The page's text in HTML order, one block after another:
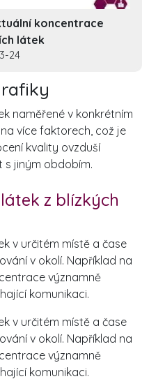
koncentrace
látek
24
naměřené v konkrétním
více faktorech, což je
kvality ovzduší
s jiným obdobím.
z blízkých
v určitém místě a čase
v okolí. Například na
významně
komunikaci.
v určitém místě a čase
v okolí. Například na
významně
komunikaci.